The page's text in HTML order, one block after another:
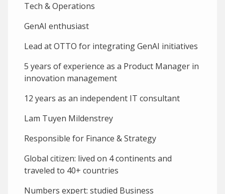
Tech & Operations
GenAI enthusiast
Lead at OTTO for integrating GenAI initiatives
5 years of experience as a Product Manager in
innovation management
12 years as an independent IT consultant
Lam Tuyen Mildenstrey
Responsible for Finance & Strategy
Global citizen: lived on 4 continents and
traveled to 40+ countries
Numbers expert: studied Business